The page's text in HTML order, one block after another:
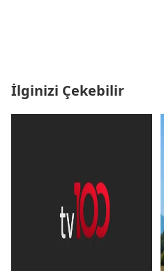
İlginizi Çekebilir